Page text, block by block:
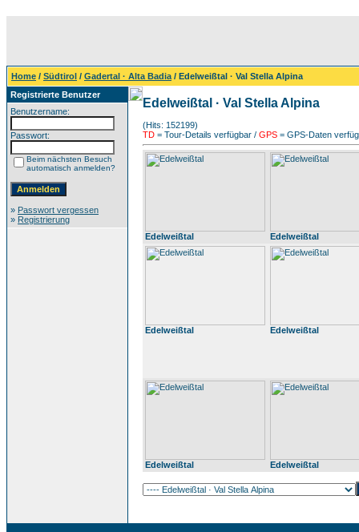
Home / Südtirol / Gadertal · Alta Badia / Edelweißtal · Val Stella Alpina
Registrierte Benutzer
Benutzername:
Passwort:
Beim nächsten Besuch
automatisch anmelden?
» Passwort vergessen
» Registrierung
Edelweißtal · Val Stella Alpina
(Hits: 152199)
TD = Tour-Details verfügbar / GPS = GPS-Daten
Edelweißtal Edelweißtal
Edelweißtal Edelweißtal
Edelweißtal Edelweißtal